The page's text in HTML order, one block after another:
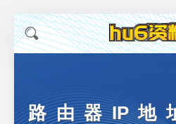
路由器IP地址